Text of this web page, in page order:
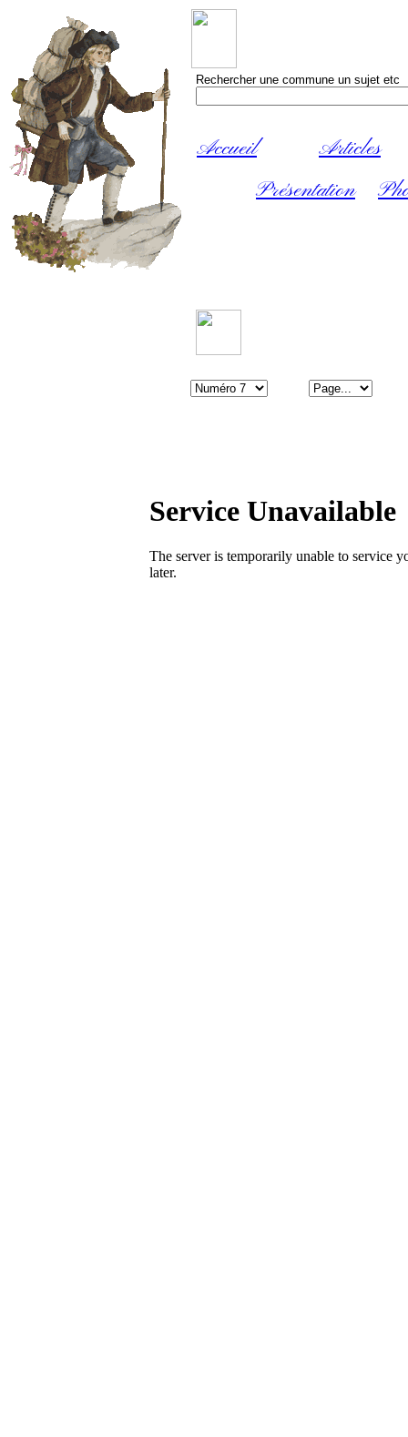
Rechercher une commune un sujet etc
Accueil
Articles
Présentation